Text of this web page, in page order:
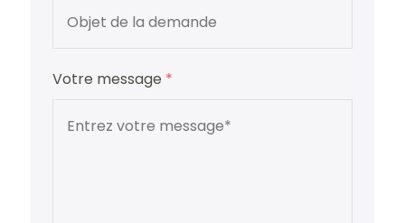
Votre message *